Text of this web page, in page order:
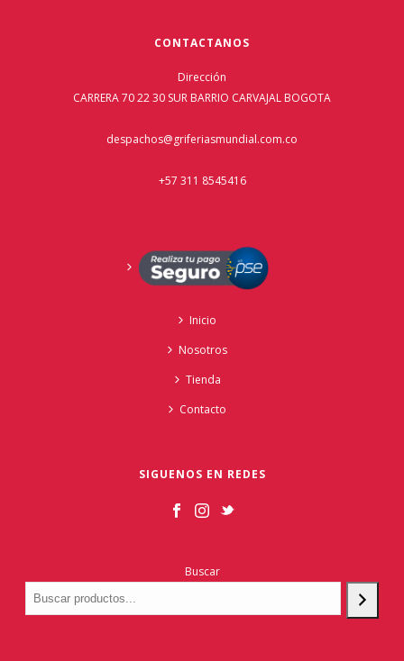
CONTACTANOS
Dirección
CARRERA 70 22 30 SUR BARRIO CARVAJAL BOGOTA
despachos@griferiasmundial.com.co
+57 311 8545416
Inicio
Nosotros
Tienda
Contacto
SIGUENOS EN REDES
Buscar